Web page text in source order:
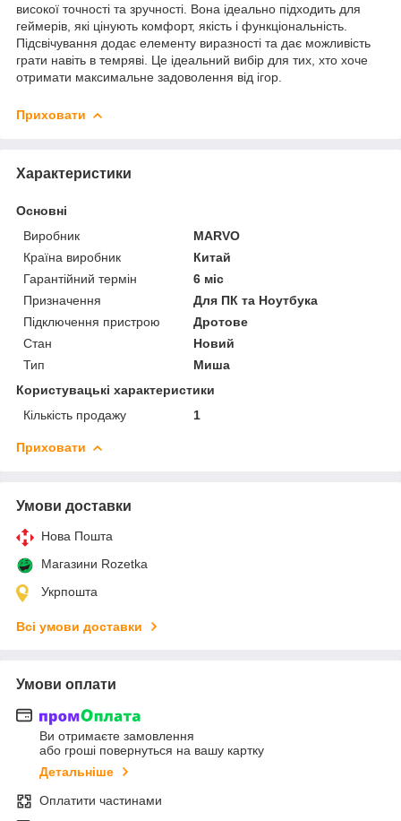
високої точності та зручності. Вона ідеально підходить для
геймерів, які цінують комфорт, якість і функціональність.
Підсвічування додає елементу виразності та дає можливість
грати навіть в темряві. Це ідеальний вибір для тих, хто хоче
отримати максимальне задоволення від ігор.
Приховати
Характеристики
Основні
Виробник
MARVO
Країна виробник
Китай
Гарантійний термін
6 міс
Призначення
Для ПК та Ноутбука
Підключення пристрою
Дротове
Стан
Новий
Тип
Миша
Користувацькі характеристики
Кількість продажу
1
Приховати
Умови доставки
Нова Пошта
Магазини Rozetka
Укрпошта
Всі умови доставки
Умови оплати
Ви отримаєте замовлення
або гроші повернуться на вашу картку
Детальніше
Оплатити частинами